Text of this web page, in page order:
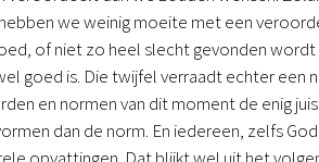
we weinig moeite met een
of niet zo heel slecht gevonden
goed is. Die twijfel verraadt echter een
en normen van dit moment de enig
dan de norm. En iedereen, zelfs